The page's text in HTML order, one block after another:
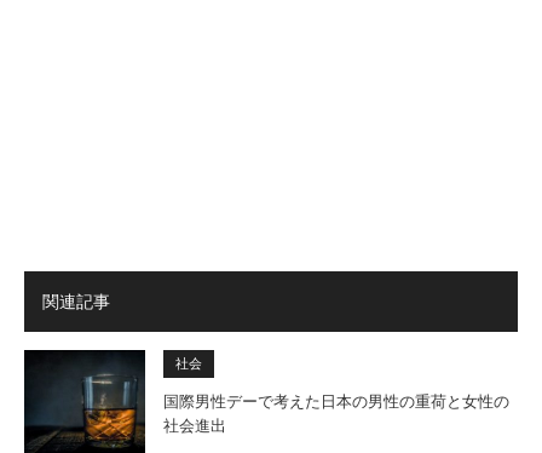
関連記事
社会
国際男性デーで考えた日本の男性の重荷と女性の
社会進出